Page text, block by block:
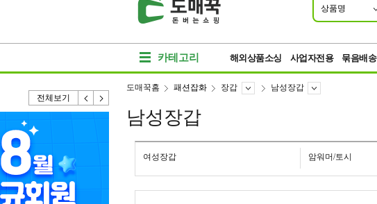
상품명
카테고리 해외상품소싱 사업자전용 묶음배송
전체보기
도매꾹홈 패션잡화 장갑 남성장갑
남성장갑
여성장갑 암워머/토시